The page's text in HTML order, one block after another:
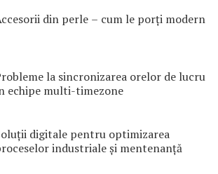
din perle – cum le porți modern
la sincronizarea orelor de lucru
echipe multi-timezone
digitale pentru optimizarea
industriale și mentenanță